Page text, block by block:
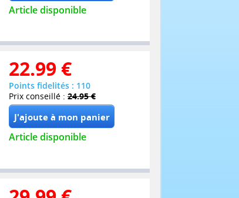
Article disponible
22.99 €
Points fidelités : 110
Prix conseillé : 24.95 €
Article disponible